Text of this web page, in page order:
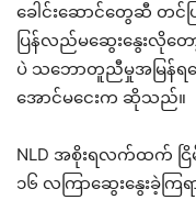
ခေါင်းဆောင်တွေဆီ တင်
ပြန်လည်မဆွေးနွေးလိုတ
ပဲ သဘောတူညီမှုအမြန်ရအ
အောင်မငေးက ဆိုသည်။
NLD အစိုးရလက်ထက် ငြိမ်
၁၆ လကြာဆွေးနွေးခဲ့က